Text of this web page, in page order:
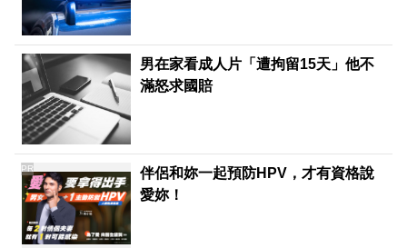
男在家看成人片「遭拘留15天」他不
滿怒求國賠
伴侶和妳一起預防HPV，才有資格說
愛妳！
PR